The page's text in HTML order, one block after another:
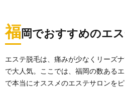
ニック
福岡院
3.1.2.
湘南美
容クリ
ニック
福岡でおすすめのエ
エステ脱毛は、痛みが少なくリーズ
で大人気。ここでは、福岡の数ある
で本当にオススメのエステサロンを